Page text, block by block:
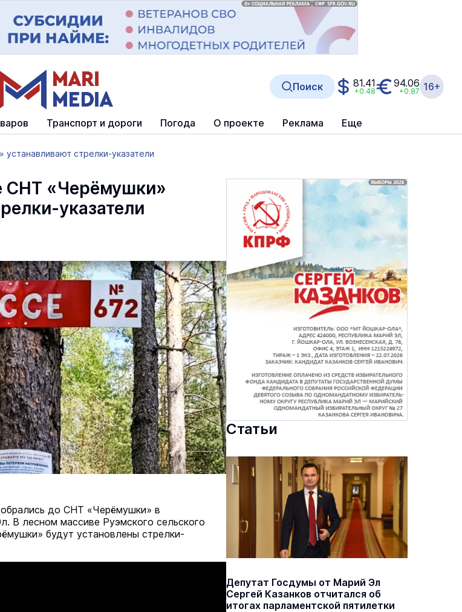
Транспорт и дороги Погода О проекте Реклама Еще
Поиск 81.41
+0.48
94.06
+0.87 16+
стрелки-указатели
СНТ «Черёмушки»
указатели
до СНТ «Черёмушки» в
В лесном массиве Руэмского сельского
будут установлены стрелки-
Статьи
Депутат Госдумы от Марий Эл
Сергей Казанков отчитался об
итогах парламентской пятилетки